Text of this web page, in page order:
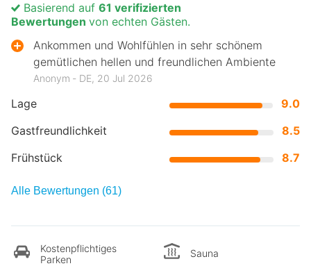
Lage
9.0
Gastfreundlichkeit
8.5
Frühstück
8.7
Basierend auf 61 verifizierten
Bewertungen von echten Gästen.
Ankommen und Wohlfühlen in sehr schönem
gemütlichen hellen und freundlichen Ambiente
Anonym ‐ DE, 20 Jul 2026
Alle Bewertungen (61)
Kostenpflichtiges
Parken
Sauna